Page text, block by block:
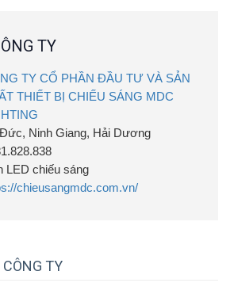
TY
TY CỔ PHẦN ĐẦU TƯ VÀ SẢN
THIẾT BỊ CHIẾU SÁNG MDC
Ninh Giang, Hải Dương
LED chiếu sáng
chieusangmdc.com.vn/
TY